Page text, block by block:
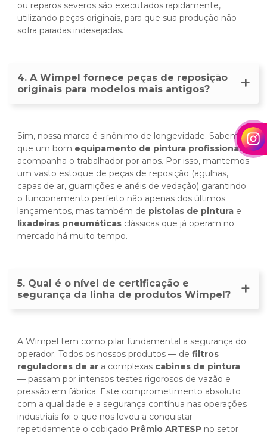
ou reparos severos são executados rapidamente,
utilizando peças originais, para que sua produção não
sofra paradas indesejadas.
4. A Wimpel fornece peças de reposição
originais para modelos mais antigos?
Sim, nossa marca é sinônimo de longevidade. Sabemos
que um bom equipamento de pintura profissional
acompanha o trabalhador por anos. Por isso, mantemos
um vasto estoque de peças de reposição (agulhas,
capas de ar, guarnições e anéis de vedação) garantindo
o funcionamento perfeito não apenas dos últimos
lançamentos, mas também de pistolas de pintura e
lixadeiras pneumáticas clássicas que já operam no
mercado há muito tempo.
5. Qual é o nível de certificação e
segurança da linha de produtos Wimpel?
A Wimpel tem como pilar fundamental a segurança do
operador. Todos os nossos produtos — de filtros
reguladores de ar a complexas cabines de pintura
— passam por intensos testes rigorosos de vazão e
pressão em fábrica. Este comprometimento absoluto
com a qualidade e a segurança contínua nas operações
industriais foi o que nos levou a conquistar
repetidamente o cobiçado Prêmio ARTESP no setor